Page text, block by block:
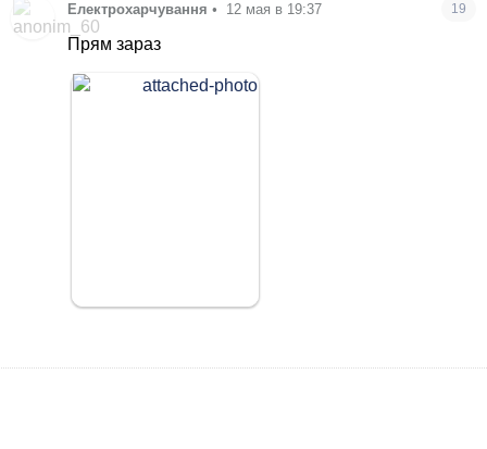
Електрохарчування • 12 мая в 19:37 19
Прям зараз